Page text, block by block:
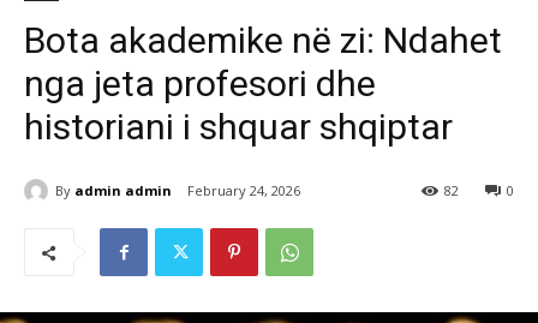
Bota akademike në zi: Ndahet
nga jeta profesori dhe
historiani i shquar shqiptar
By admin admin February 24, 2026 0
82